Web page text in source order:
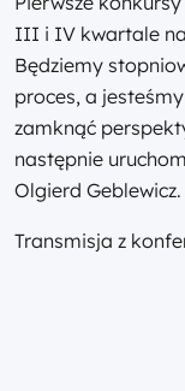
III i IV kwartale
Będziemy
proces, a
zamknąć
następnie
Olgierd Geblewicz.
Transmisja z